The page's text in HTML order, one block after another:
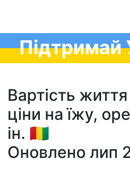
Підтримай
Вартість
ціни на їжу,
ін. 🇬🇳
Оновлено лип